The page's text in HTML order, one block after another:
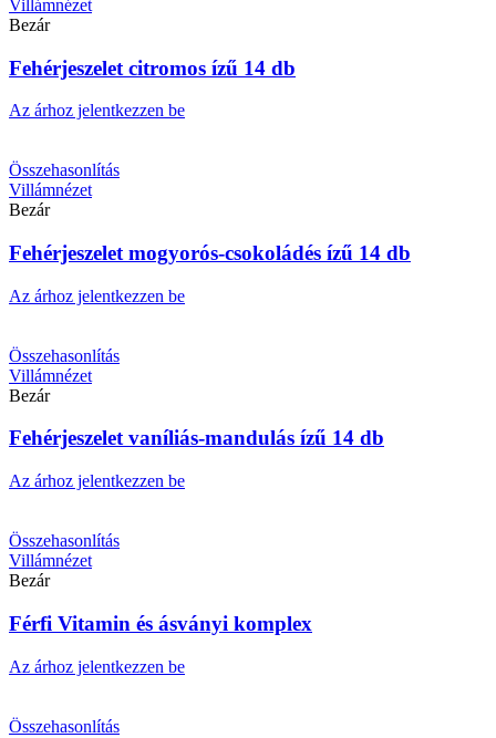
Villámnézet
Bezár
Fehérjeszelet citromos ízű 14 db
Az árhoz jelentkezzen be
Összehasonlítás
Villámnézet
Bezár
Fehérjeszelet mogyorós-csokoládés ízű 14 db
Az árhoz jelentkezzen be
Összehasonlítás
Villámnézet
Bezár
Fehérjeszelet vaníliás-mandulás ízű 14 db
Az árhoz jelentkezzen be
Összehasonlítás
Villámnézet
Bezár
Férfi Vitamin és ásványi komplex
Az árhoz jelentkezzen be
Összehasonlítás